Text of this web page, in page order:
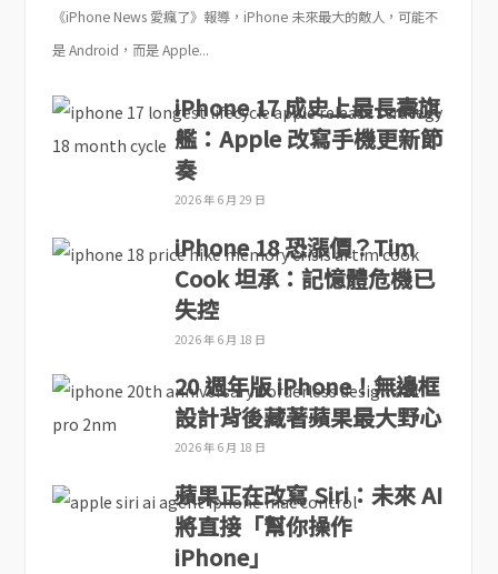
《iPhone News 愛瘋了》報導，iPhone 未來最大的敵人，可能不
是 Android，而是 Apple...
iPhone 17 成史上最長壽旗
艦：Apple 改寫手機更新節
奏
2026 年 6 月 29 日
iPhone 18 恐漲價？Tim
Cook 坦承：記憶體危機已
失控
2026 年 6 月 18 日
20 週年版 iPhone！無邊框
設計背後藏著蘋果最大野心
2026 年 6 月 18 日
蘋果正在改寫 Siri：未來 AI
將直接「幫你操作
iPhone」